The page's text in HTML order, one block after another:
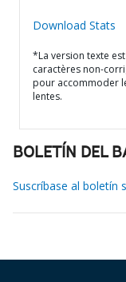
Download Stats
*La version texte
caractères non-
pour accommoder
lentes.
BOLETÍN DEL
Suscríbase al boletín